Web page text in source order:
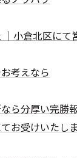
小倉北区にて
考えなら
ら分厚い完勝
お受けいたし